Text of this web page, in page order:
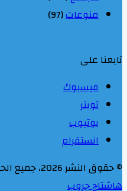
منوعات(97)
تابعنا على
فيسبوك
تويتر
يوتيوب
انستقرام
© حقوق النشر 2026، جميع الحقوق محفوظة |
هاشتاج جروب